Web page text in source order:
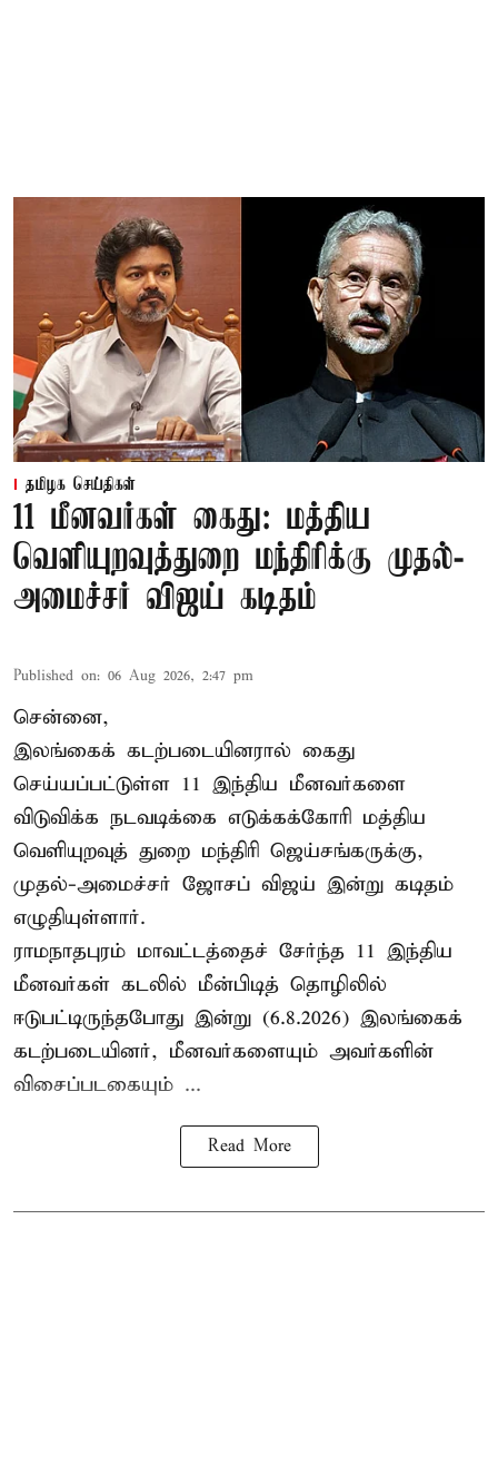
தமிழக செய்திகள்
11 மீனவர்கள் கைது: மத்திய
வெளியுறவுத்துறை மந்திரிக்கு முதல்-
அமைச்சர் விஜய் கடிதம்
Published on: 06 Aug 2026, 2:47 pm
சென்னை,
இலங்கைக் கடற்படையினரால் கைது
செய்யப்பட்டுள்ள 11 இந்திய மீனவர்களை
விடுவிக்க நடவடிக்கை எடுக்கக்கோரி மத்திய
வெளியுறவுத் துறை மந்திரி ஜெய்சங்கருக்கு,
முதல்-அமைச்சர் ஜோசப் விஜய் இன்று கடிதம்
எழுதியுள்ளார்.
ராமநாதபுரம் மாவட்டத்தைச் சேர்ந்த 11 இந்திய
மீனவர்கள் கடலில் மீன்பிடித் தொழிலில்
ஈடுபட்டிருந்தபோது இன்று (6.8.2026) இலங்கைக்
கடற்படையினர், மீனவர்களையும் அவர்களின்
விசைப்படகையும் ...
Read More